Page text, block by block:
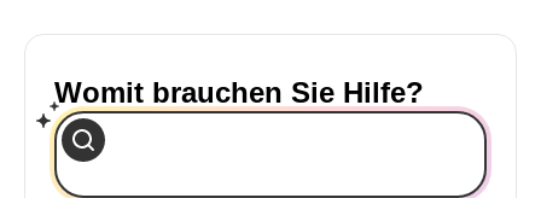
Womit brauchen Sie Hilfe?